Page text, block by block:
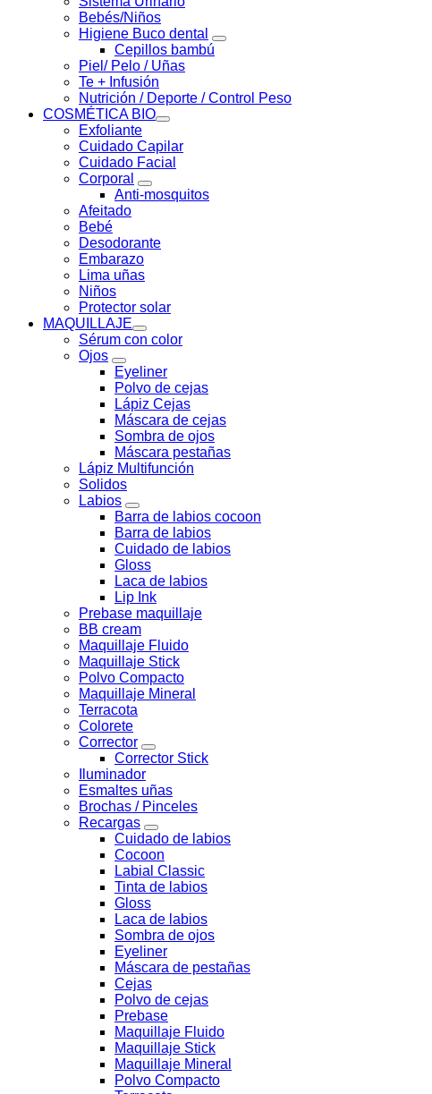
Bebés/Niños
Higiene Buco dental
Cepillos bambú
Piel/ Pelo / Uñas
Te + Infusión
Nutrición / Deporte / Control Peso
COSMÉTICA BIO
Exfoliante
Cuidado Capilar
Cuidado Facial
Corporal
Anti-mosquitos
Afeitado
Bebé
Desodorante
Embarazo
Lima uñas
Niños
Protector solar
MAQUILLAJE
Sérum con color
Ojos
Eyeliner
Polvo de cejas
Lápiz Cejas
Máscara de cejas
Sombra de ojos
Máscara pestañas
Lápiz Multifunción
Solidos
Labios
Barra de labios cocoon
Barra de labios
Cuidado de labios
Gloss
Laca de labios
Lip Ink
Prebase maquillaje
BB cream
Maquillaje Fluido
Maquillaje Stick
Polvo Compacto
Maquillaje Mineral
Terracota
Colorete
Corrector
Corrector Stick
Iluminador
Esmaltes uñas
Brochas / Pinceles
Recargas
Cuidado de labios
Cocoon
Labial Classic
Tinta de labios
Gloss
Laca de labios
Sombra de ojos
Eyeliner
Máscara de pestañas
Cejas
Polvo de cejas
Prebase
Maquillaje Fluido
Maquillaje Stick
Maquillaje Mineral
Polvo Compacto